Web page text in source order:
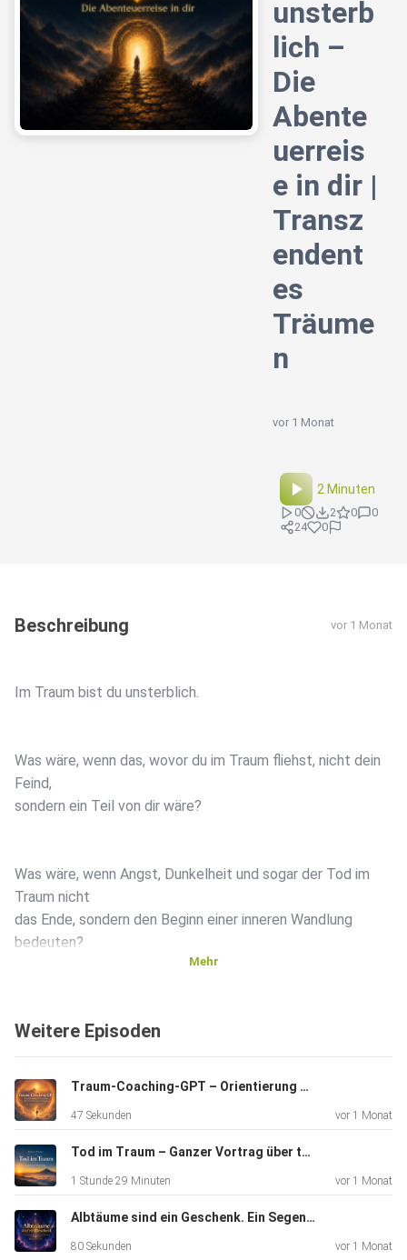
unsterb
lich –
Die
Abente
uerreis
e in dir |
Transz
endent
es
Träume
n
vor 1 Monat
2 Minuten
0 2 0
0
24
0
Beschreibung vor 1 Monat
Im Traum bist du unsterblich.
Was wäre, wenn das, wovor du im Traum fliehst, nicht dein
Feind,
sondern ein Teil von dir wäre?
Was wäre, wenn Angst, Dunkelheit und sogar der Tod im
Traum nicht
das Ende, sondern den Beginn einer inneren Wandlung
bedeuten?
Einblick in die Welt des transzendenten Träumens – eine
Abenteuerreise durch Albträume, Hingabe, Heilung und
Bewusstwerdung. Transzendentes Träumen zeigt Träume
nicht als
bloße Fantasie, sondern als inneren Übungsraum, einen Ort,
an dem
kann.
Mehr
Weitere Episoden
Traum-Coaching-GPT – Orientierung bei Albträumen & transzendenten Träumen
47 Sekunden vor 1 Monat
Tod im Traum – Ganzer Vortrag über transzendente Träume, Heilung und Transformation | Bartosz Werner
1 Stunde 29 Minuten vor 1 Monat
Albtäume sind ein Geschenk. Ein Segen. Nutze diese Chance.
80 Sekunden vor 1 Monat